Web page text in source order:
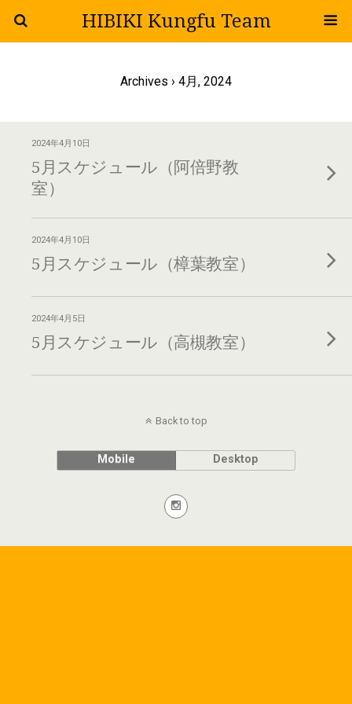
HIBIKI Kungfu Team
Archives › 4月, 2024
2024年4月10日
5月スケジュール（阿倍野教
室）
2024年4月10日
5月スケジュール（樟葉教室）
2024年4月5日
5月スケジュール（高槻教室）
Back to top
Mobile Desktop